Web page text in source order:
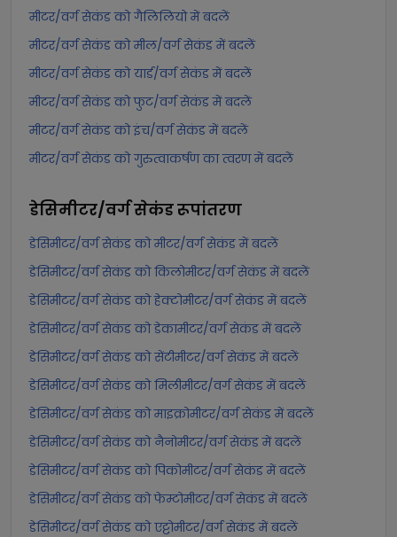
मीटर/वर्ग सेकंड को गैलिलियो में बदलें
मीटर/वर्ग सेकंड को मील/वर्ग सेकंड में बदलें
मीटर/वर्ग सेकंड को यार्ड/वर्ग सेकंड में बदलें
मीटर/वर्ग सेकंड को फुट/वर्ग सेकंड में बदलें
मीटर/वर्ग सेकंड को इंच/वर्ग सेकंड में बदलें
मीटर/वर्ग सेकंड को गुरुत्वाकर्षण का त्वरण में बदलें
डेसिमीटर/वर्ग सेकंडरूपांतरण
डेसिमीटर/वर्ग सेकंड को मीटर/वर्ग सेकंड में बदलें
डेसिमीटर/वर्ग सेकंड को किलोमीटर/वर्ग सेकंड में बदलें
डेसिमीटर/वर्ग सेकंड को हेक्टोमीटर/वर्ग सेकंड में बदलें
डेसिमीटर/वर्ग सेकंड को डेकामीटर/वर्ग सेकंड में बदलें
डेसिमीटर/वर्ग सेकंड को सेंटीमीटर/वर्ग सेकंड में बदलें
डेसिमीटर/वर्ग सेकंड को मिलीमीटर/वर्ग सेकंड में बदलें
डेसिमीटर/वर्ग सेकंड को माइक्रोमीटर/वर्ग सेकंड में बदलें
डेसिमीटर/वर्ग सेकंड को नैनोमीटर/वर्ग सेकंड में बदलें
डेसिमीटर/वर्ग सेकंड को पिकोमीटर/वर्ग सेकंड में बदलें
डेसिमीटर/वर्ग सेकंड को फेम्टोमीटर/वर्ग सेकंड में बदलें
डेसिमीटर/वर्ग सेकंड को एट्टोमीटर/वर्ग सेकंड में बदलें